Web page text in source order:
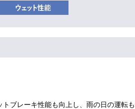
ブレーキ性能も向上し、雨の日の運転